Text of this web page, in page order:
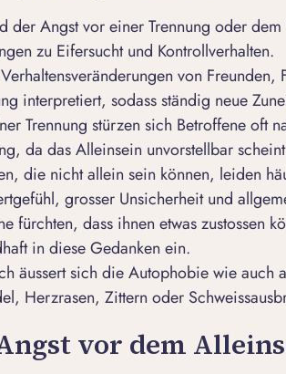
der Angst vor einer Trennung oder
zu Eifersucht und Kontrollverhalten.
von
interpretiert, sodass ständig neue
Trennung stürzen sich Betroffene oft
da das Alleinsein unvorstellbar
die nicht allein sein können, leiden
grosser Unsicherheit und
fürchten, dass ihnen etwas zustossen
in diese Gedanken ein.
äussert sich die Autophobie wie auch
Herzrasen, Zittern oder
vor dem